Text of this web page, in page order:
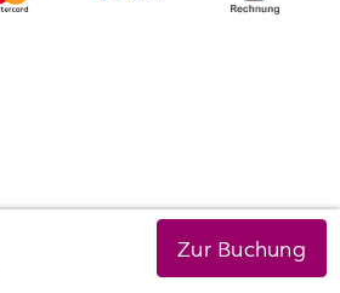
Zur Buchung